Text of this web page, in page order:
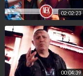
02:02:23
00:04:39